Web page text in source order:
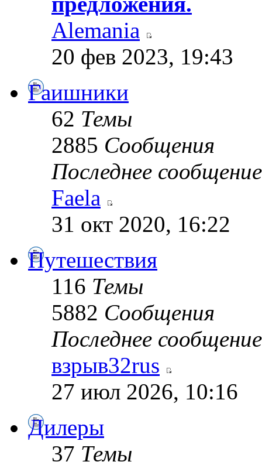
Alemania
20 фев 2023, 19:43
Гаишники
62 Темы
2885 Сообщения
Последнее сообщение
Faela
31 окт 2020, 16:22
Путешествия
116 Темы
5882 Сообщения
Последнее сообщение
взрыв32rus
27 июл 2026, 10:16
Дилеры
37 Темы